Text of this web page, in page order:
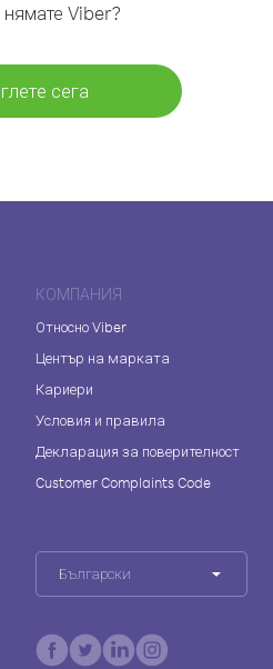
Viber?
сега
КОМПАНИЯ
Относно Viber
Център на марката
Кариери
Условия и правила
Декларация за поверителност
Customer Complaints Code
Български